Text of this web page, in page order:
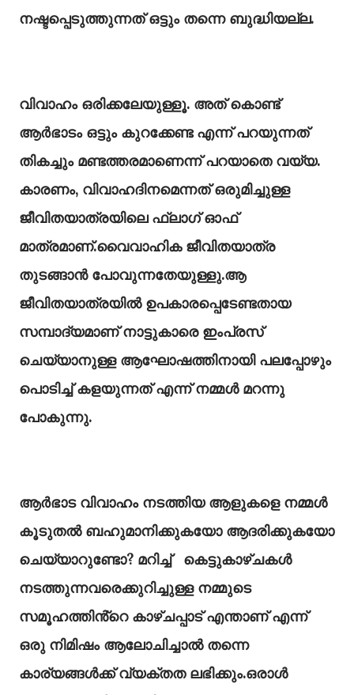
നഷ്ടപ്പെടുത്തുന്നത് ഒട്ടും തന്നെ ബുദ്ധിയല്ല.
വിവാഹം ഒരിക്കലേയുള്ളൂ. അത് കൊണ്ട്
ആർഭാടം ഒട്ടും കുറക്കേണ്ട എന്ന് പറയുന്നത്
തികച്ചും മണ്ടത്തരമാണെന്ന് പറയാതെ വയ്യ.
കാരണം, വിവാഹദിനമെന്നത് ഒരുമിച്ചുള്ള
ജീവിതയാത്രയിലെ ഫ്ലാഗ് ഓഫ്
മാത്രമാണ്.വൈവാഹിക ജീവിതയാത്ര
തുടങ്ങാൻ പോവുന്നതേയുള്ളു.ആ
ജീവിതയാത്രയിൽ ഉപകാരപ്പെടേണ്ടതായ
സമ്പാദ്യമാണ് നാട്ടുകാരെ ഇംപ്രസ്
ചെയ്യാനുള്ള ആഘോഷത്തിനായി പലപ്പോഴും
പൊടിച്ച് കളയുന്നത് എന്ന് നമ്മൾ മറന്നു
പോകുന്നു.
ആർഭാട വിവാഹം നടത്തിയ ആളുകളെ നമ്മൾ
കൂടുതൽ ബഹുമാനിക്കുകയോ ആദരിക്കുകയോ
ചെയ്യാറുണ്ടോ? മറിച്ച് കെട്ടുകാഴ്ചകൾ
നടത്തുന്നവരെക്കുറിച്ചുള്ള നമ്മുടെ
സമൂഹത്തിൻ്റെ കാഴ്ചപ്പാട് എന്താണ് എന്ന്
ഒരു നിമിഷം ആലോചിച്ചാൽ തന്നെ
കാര്യങ്ങൾക്ക് വ്യക്തത ലഭിക്കും.ഒരാൾ